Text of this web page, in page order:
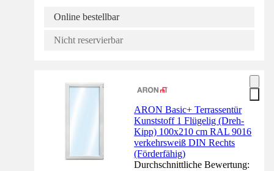
Online bestellbar
Nicht reservierbar
ARON Basic+ Terrassentür
Kunststoff 1 Flügelig (Dreh-
Kipp) 100x210 cm RAL 9016
verkehrsweiß DIN Rechts
(Förderfähig)
Durchschnittliche Bewertung: